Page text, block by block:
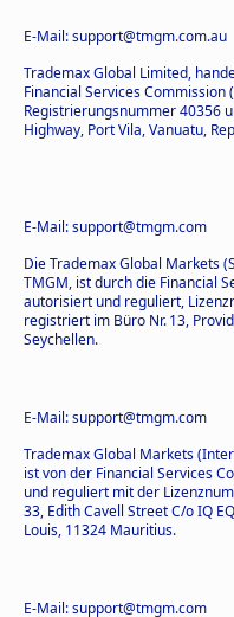
E-Mail: support@tmgm.com.au
Trademax Global Limited,
Financial Services
Registrierungsnummer 40356
Highway, Port Vila, Vanuatu,
E-Mail: support@tmgm.com
Die Trademax Global Markets
TMGM, ist durch die Financial
autorisiert und reguliert,
registriert im Büro Nr. 13,
Seychellen.
E-Mail: support@tmgm.com
Trademax Global Markets
ist von der Financial Services
und reguliert mit der
33, Edith Cavell Street C/o IQ
Louis, 11324 Mauritius.
E-Mail: support@tmgm.com